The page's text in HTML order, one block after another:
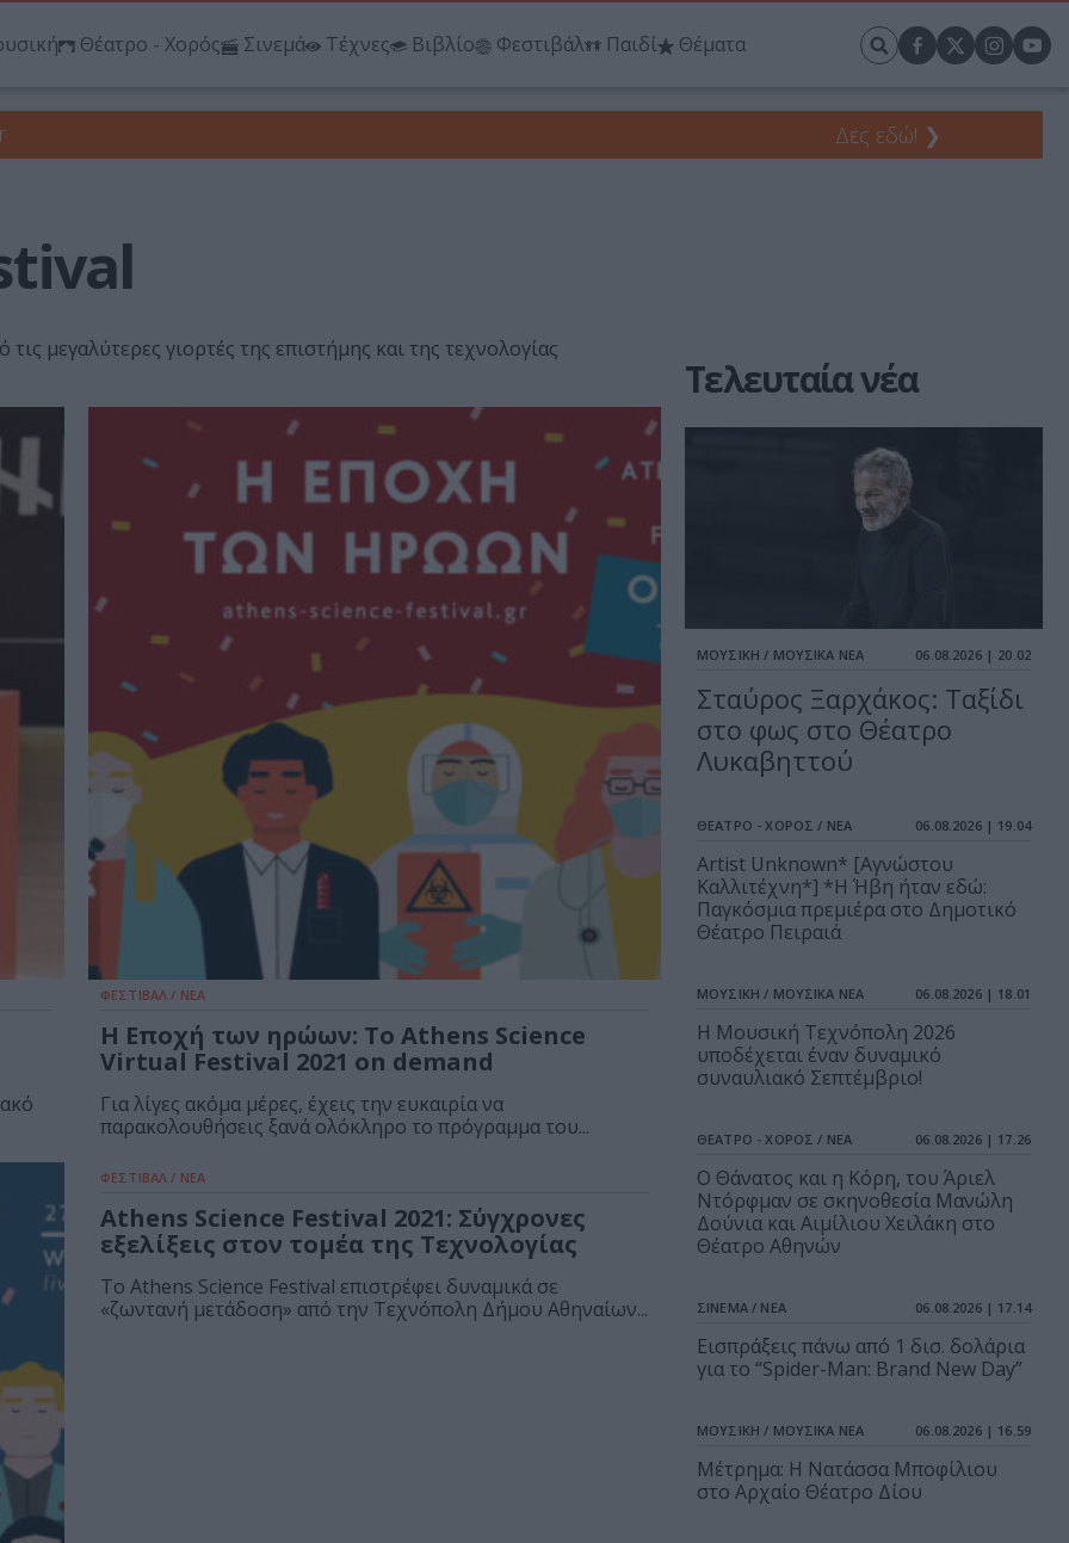
Θέατρο - Χορός Σινεμά Τέχνες Βιβλίο Φεστιβάλ Παιδί Θέματα
Δες εδώ! ❯
τις μεγαλύτερες γιορτές της επιστήμης και της τεχνολογίας
ΦΕΣΤΙΒΑΛ / ΝΕΑ
Η Εποχή των ηρώων: Το Athens Science
Virtual Festival 2021 οn demand
Για λίγες ακόμα μέρες, έχεις την ευκαιρία να
παρακολουθήσεις ξανά ολόκληρο το πρόγραμμα του...
ΦΕΣΤΙΒΑΛ / ΝΕΑ
Athens Science Festival 2021: Σύγχρονες
εξελίξεις στον τομέα της Τεχνολογίας
Το Athens Science Festival επιστρέφει δυναμικά σε
«ζωντανή μετάδοση» από την Τεχνόπολη Δήμου Αθηναίων...
Τελευταία νέα
ΜΟΥΣΙΚΗ / ΜΟΥΣΙΚΑ ΝΕΑ 06.08.2026 | 20.02
Σταύρος Ξαρχάκος: Ταξίδι
στο φως στο Θέατρο
Λυκαβηττού
ΘΕΑΤΡΟ - ΧΟΡΟΣ / ΝΕΑ 06.08.2026 | 19.04
Artist Unknown* [Αγνώστου
Καλλιτέχνη*] *Η Ήβη ήταν εδώ:
Παγκόσμια πρεμιέρα στο Δημοτικό
Θέατρο Πειραιά
ΜΟΥΣΙΚΗ / ΜΟΥΣΙΚΑ ΝΕΑ 06.08.2026 | 18.01
Η Μουσική Τεχνόπολη 2026
υποδέχεται έναν δυναμικό
συναυλιακό Σεπτέμβριο!
ΘΕΑΤΡΟ - ΧΟΡΟΣ / ΝΕΑ 06.08.2026 | 17.26
Ο Θάνατος και η Κόρη, του Άριελ
Ντόρφμαν σε σκηνοθεσία Μανώλη
Δούνια και Αιμίλιου Χειλάκη στο
Θέατρο Αθηνών
ΣΙΝΕΜΑ / ΝΕΑ 06.08.2026 | 17.14
Εισπράξεις πάνω από 1 δισ. δολάρια
για το “Spider-Man: Brand New Day”
ΜΟΥΣΙΚΗ / ΜΟΥΣΙΚΑ ΝΕΑ 06.08.2026 | 16.59
Μέτρημα: Η Νατάσσα Μποφίλιου
στο Αρχαίο Θέατρο Δίου